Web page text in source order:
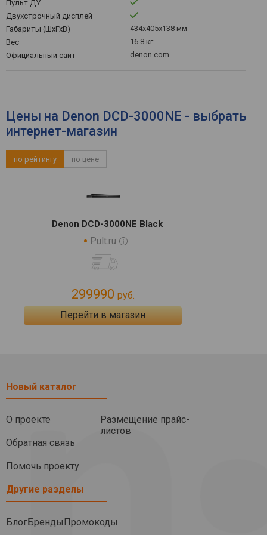
Пульт ДУ
Двухстрочный дисплей
Габариты (ШхГхВ)
434x405x138 мм
Вес
16.8 кг
Официальный сайт
denon.com
Цены на Denon DCD-3000NE - выбрать
интернет-магазин
по рейтингу по цене
Denon DCD-3000NE Black
Pult.ru
299990 руб.
Перейти в магазин
Новый каталог
О проекте
Обратная связь
Помочь проекту
Размещение прайс-
листов
Другие разделы
БлогБрендыПромокоды